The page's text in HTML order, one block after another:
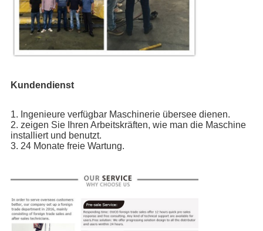
Kundendienst
1. Ingenieure verfügbar Maschinerie übersee dienen.
2. zeigen Sie Ihren Arbeitskräften, wie man die Maschine
installiert und benutzt.
3. 24 Monate freie Wartung.